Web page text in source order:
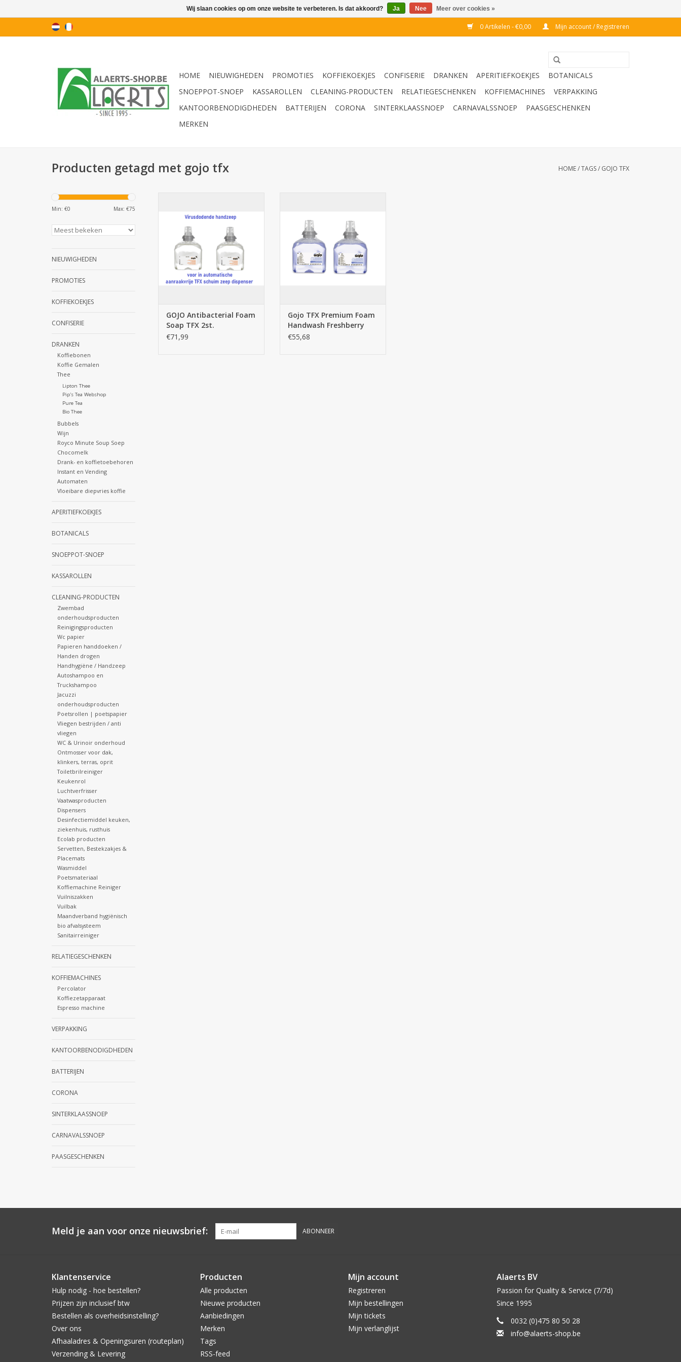
0 Artikelen - €0,00 Mijn account / Registreren
HOME NIEUWIGHEDEN PROMOTIES KOFFIEKOEKJES CONFISERIE DRANKEN APERITIEFKOEKJES
BOTANICALS
SNOEPPOT-SNOEP
KASSAROLLEN CLEANING-PRODUCTEN RELATIEGESCHENKEN KOFFIEMACHINES
VERPAKKING
KANTOORBENODIGDHEDEN
BATTERIJEN CORONA SINTERKLAASSNOEP CARNAVALSSNOEP
PAASGESCHENKEN
MERKEN
Producten getagd met gojo tfx HOME/TAGS/ GOJO TFX
Min: €0 Max: €75
NIEUWIGHEDEN
PROMOTIES
KOFFIEKOEKJES
CONFISERIE
DRANKEN
Koffiebonen
Koffie Gemalen
Thee
Lipton Thee
Pip's Tea Webshop
Pure Tea
Bio Thee
Bubbels
Wijn
Royco Minute Soup Soep
Chocomelk
Drank- en koffietoebehoren
Instant en Vending
Automaten
Vloeibare diepvries koffie
APERITIEFKOEKJES
BOTANICALS
SNOEPPOT-SNOEP
KASSAROLLEN
CLEANING-PRODUCTEN
Zwembad
onderhoudsproducten
Reinigingsproducten
Wc papier
Papieren handdoeken /
Handen drogen
Handhygiëne / Handzeep
Autoshampoo en
Truckshampoo
Jacuzzi
onderhoudsproducten
Poetsrollen | poetspapier
Vliegen bestrijden / anti
vliegen
WC & Urinoir onderhoud
Ontmosser voor dak,
klinkers, terras, oprit
Toiletbrilreiniger
Keukenrol
Luchtverfrisser
Vaatwasproducten
Dispensers
Desinfectiemiddel keuken,
ziekenhuis, rusthuis
Ecolab producten
Servetten, Bestekzakjes &
Placemats
Wasmiddel
Poetsmateriaal
Koffiemachine Reiniger
Vuilniszakken
Vuilbak
Maandverband hygiënisch
bio afvalsysteem
Sanitairreiniger
RELATIEGESCHENKEN
KOFFIEMACHINES
Percolator
Koffiezetapparaat
Espresso machine
VERPAKKING
KANTOORBENODIGDHEDEN
BATTERIJEN
CORONA
SINTERKLAASSNOEP
CARNAVALSSNOEP
PAASGESCHENKEN
GOJO Antibacterial Foam
Soap TFX 2st.
€71,99
schuim zeepdispenser, gojo
dispenser. Dè Gojo TFX zeep.
TOEVOEGEN AAN WINKELWAGEN
Gojo TFX Premium Foam
Handwash Freshberry
2st.
€55,68
Meld je aan voor onze nieuwsbrief: ABONNEER
Klantenservice
Hulp nodig - hoe bestellen?
Prijzen zijn inclusief btw
Bestellen als overheidsinstelling?
Over ons
Afhaaladres & Openingsuren (routeplan)
Verzending & Levering
Producten
Alle producten
Nieuwe producten
Aanbiedingen
Merken
Tags
RSS-feed
Mijn account
Registreren
Mijn bestellingen
Mijn tickets
Mijn verlanglijst
Alaerts BV
Passion for Quality & Service (7/7d)
Since 1995
0032 (0)475 80 50 28
info@alaerts-shop.be
Wij slaan cookies op om onze website te verbeteren. Is dat akkoord? Ja Nee Meer over cookies »